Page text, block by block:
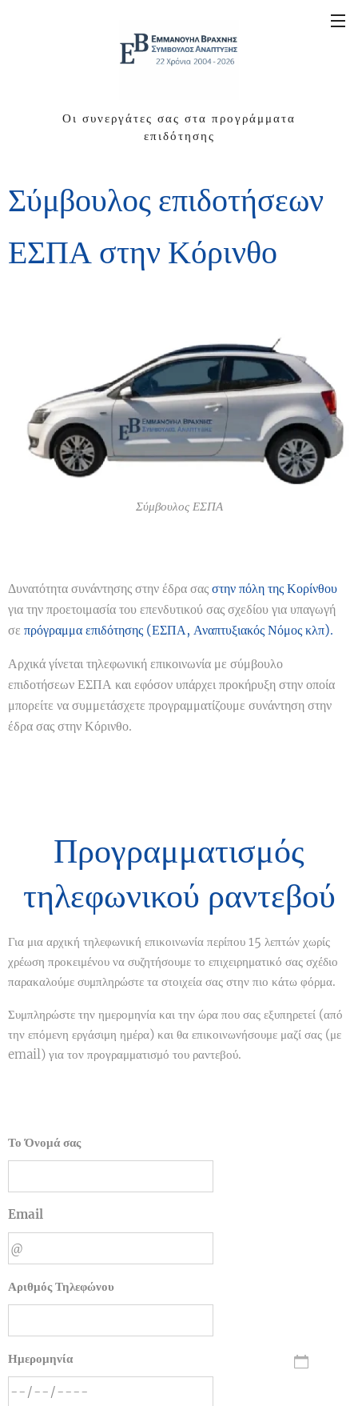
Οι συνεργάτες σας στα προγράμματα
επιδότησης
Σύμβουλος επιδοτήσεων
ΕΣΠΑ στην Κόρινθο
Σύμβουλος ΕΣΠΑ
Δυνατότητα συνάντησης στην έδρα σας στην πόλη της Κορίνθου
για την προετοιμασία του επενδυτικού σας σχεδίου για υπαγωγή
σε πρόγραμμα επιδότησης (ΕΣΠΑ, Αναπτυξιακός Νόμος κλπ).
Αρχικά γίνεται τηλεφωνική επικοινωνία με σύμβουλο
επιδοτήσεων ΕΣΠΑ και εφόσον υπάρχει προκήρυξη στην οποία
μπορείτε να συμμετάσχετε προγραμματίζουμε συνάντηση στην
έδρα σας στην Κόρινθο.
Προγραμματισμός
τηλεφωνικού ραντεβού
Για μια αρχική τηλεφωνική επικοινωνία περίπου 15 λεπτών χωρίς
χρέωση προκειμένου να συζητήσουμε το επιχειρηματικό σας σχέδιο
παρακαλούμε συμπληρώστε τα στοιχεία σας στην πιο κάτω φόρμα.
Συμπληρώστε την ημερομηνία και την ώρα που σας εξυπηρετεί (από
την επόμενη εργάσιμη ημέρα) και θα επικοινωνήσουμε μαζί σας (με
email) για τον προγραμματισμό του ραντεβού.
Το Όνομά σας
Email
Αριθμός Τηλεφώνου
Ημερομηνία